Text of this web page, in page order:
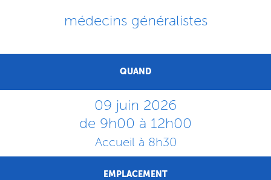
médecins généralistes
QUAND
09 juin 2026
de 9h00 à 12h00
Accueil à 8h30
EMPLACEMENT